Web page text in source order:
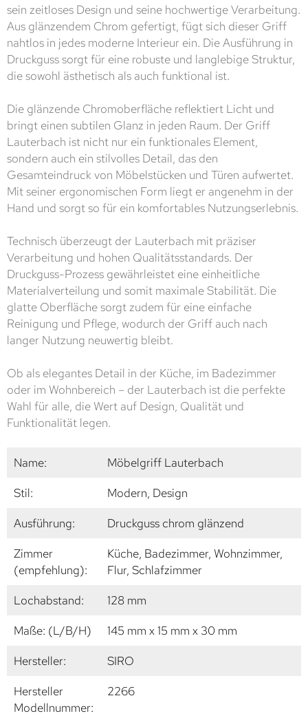
sein zeitloses Design und seine hochwertige Verarbeitung.
Aus glänzendem Chrom gefertigt, fügt sich dieser Griff
nahtlos in jedes moderne Interieur ein. Die Ausführung in
Druckguss sorgt für eine robuste und langlebige Struktur,
die sowohl ästhetisch als auch funktional ist.
Die glänzende Chromoberfläche reflektiert Licht und
bringt einen subtilen Glanz in jeden Raum. Der Griff
Lauterbach ist nicht nur ein funktionales Element,
sondern auch ein stilvolles Detail, das den
Gesamteindruck von Möbelstücken und Türen aufwertet.
Mit seiner ergonomischen Form liegt er angenehm in der
Hand und sorgt so für ein komfortables Nutzungserlebnis.
Technisch überzeugt der Lauterbach mit präziser
Verarbeitung und hohen Qualitätsstandards. Der
Druckguss-Prozess gewährleistet eine einheitliche
Materialverteilung und somit maximale Stabilität. Die
glatte Oberfläche sorgt zudem für eine einfache
Reinigung und Pflege, wodurch der Griff auch nach
langer Nutzung neuwertig bleibt.
Ob als elegantes Detail in der Küche, im Badezimmer
oder im Wohnbereich – der Lauterbach ist die perfekte
Wahl für alle, die Wert auf Design, Qualität und
Funktionalität legen.
Name:
Möbelgriff Lauterbach
Stil:
Modern, Design
Ausführung:
Druckguss chrom glänzend
Zimmer
(empfehlung):
Küche, Badezimmer, Wohnzimmer,
Flur, Schlafzimmer
Lochabstand:
128 mm
Maße: (L/B/H)
145 mm x 15 mm x 30 mm
Hersteller:
SIRO
Hersteller
Modellnummer:
2266